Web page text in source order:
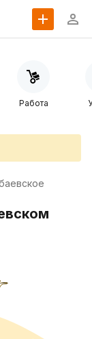
Работа